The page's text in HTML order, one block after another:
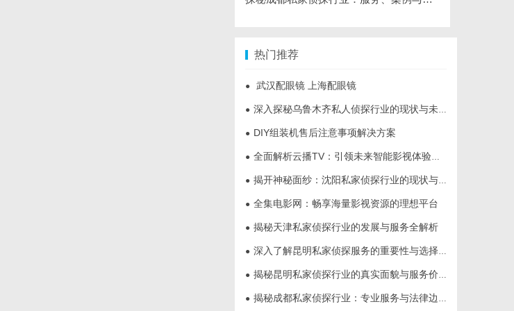
热门推荐
● 武汉配眼镜 上海配眼镜
● 深入探秘乌鲁木齐私人侦探行业的现状与未来发展趋势
● DIY组装机售后注意事项解决方案
● 全面解析云播TV：引领未来智能影视体验的创新平台
● 揭开神秘面纱：沈阳私家侦探行业的现状与发展
● 全集电影网：畅享海量影视资源的理想平台
● 揭秘天津私家侦探行业的发展与服务全解析
● 深入了解昆明私家侦探服务的重要性与选择指南
● 揭秘昆明私家侦探行业的真实面貌与服务价值
● 揭秘成都私家侦探行业：专业服务与法律边界解析